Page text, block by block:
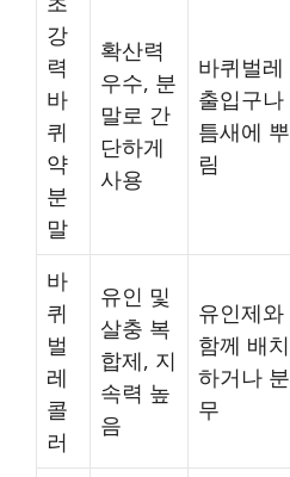
강
력
바
퀴
약
분
말
확산력
우수, 분
말로 간
단하게
사용
바퀴벌레
출입구나
틈새에 뿌
림
바
퀴
벌
레
콜
러
유인 및
살충 복
합제, 지
속력 높
음
유인제와
함께 배치
하거나 분
무